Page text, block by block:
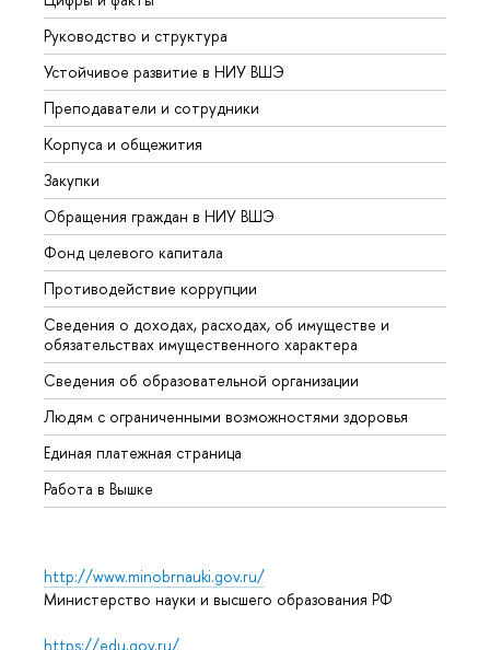
Руководство и структура
Устойчивое развитие в НИУ ВШЭ
Преподаватели и сотрудники
Корпуса и общежития
Закупки
Обращения граждан в НИУ ВШЭ
Фонд целевого капитала
Противодействие коррупции
Сведения о доходах, расходах, об имуществе и
обязательствах имущественного характера
Сведения об образовательной организации
Людям с ограниченными возможностями здоровья
Единая платежная страница
Работа в Вышке
http://www.minobrnauki.gov.ru/
Министерство науки и высшего образования РФ
https://edu.gov.ru/